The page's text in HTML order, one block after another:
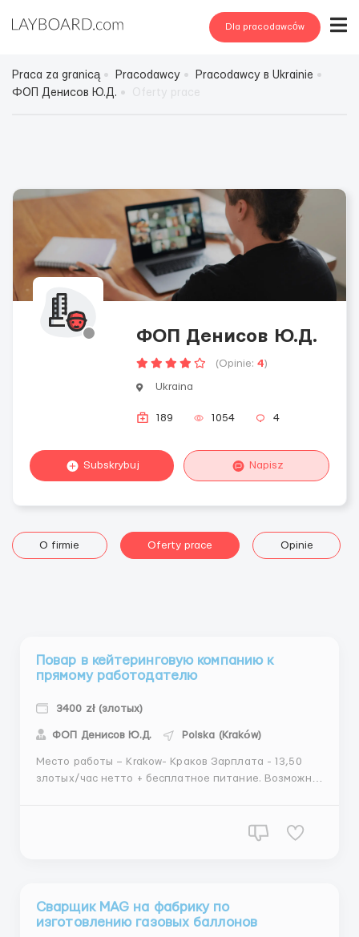
Dla pracodawców
Praca za granicą Pracodawcy
Pracodawcy в Ukrainie
ФОП Денисов Ю.Д.
ФОП Денисов Ю.Д.
(Opinie: 4)
Ukraina
189 1054 4
Subskrybuj Napisz
O firmie Oferty prace Opinie
Повар в кейтеринговую компанию к
прямому работодателю
3400 zł (злотых)
ФОП Денисов Ю.Д. Polska (Kraków)
Место работы – Krakow- Краков Зарплата - 13,50
злотых/час нетто + бесплатное питание. Возможны
9.00 или 13.00 по 10-12 часов в день. 7 дней в неделю
Сварщик MAG на фабрику по
изготовлению газовых баллонов